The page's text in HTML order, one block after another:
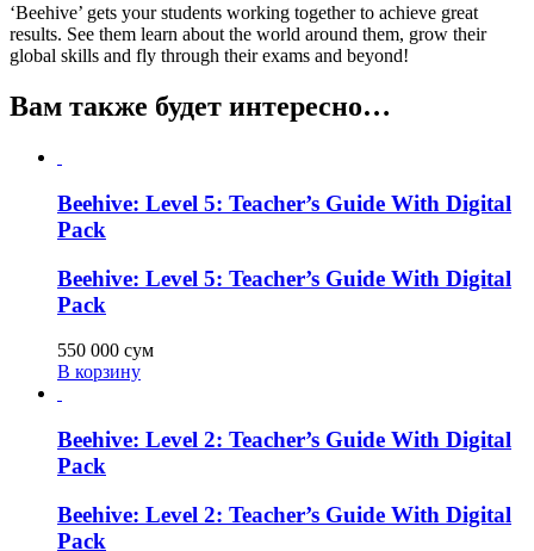
‘Beehive’ gets your students working together to achieve great
results. See them learn about the world around them, grow their
global skills and fly through their exams and beyond!
Вам также будет интересно…
Beehive: Level 5: Teacher’s Guide With Digital
Pack
Beehive: Level 5: Teacher’s Guide With Digital
Pack
550 000 сум
В корзину
Beehive: Level 2: Teacher’s Guide With Digital
Pack
Beehive: Level 2: Teacher’s Guide With Digital
Pack